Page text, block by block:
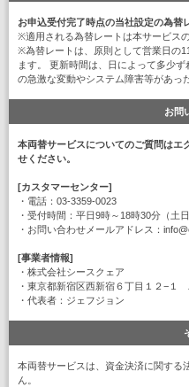
お申込受付完了時点の当社設定の為替
※適用される為替レートは本サービス
※為替レートは、原則として営業日の
ます。 更新時間は、日によって多少
の急激な変動やシステム障害等があっ
お問
本両替サービスについてのご質問はエ
せください。
[カスタマーセンター]
・電話：03-3359-0023
・受付時間：平日9時～18時30分（土
・お問い合わせメールアドレス：
[事業者情報]
・株式会社シースクェア
・東京都新宿区西新宿６丁目１２−１
・代表者：ジェフジョン
本両替サービスは、資金決済に関する
ん。